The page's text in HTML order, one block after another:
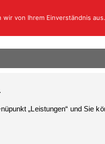
„Leistungen“ und Sie
von Ihrem Einverständnis aus.